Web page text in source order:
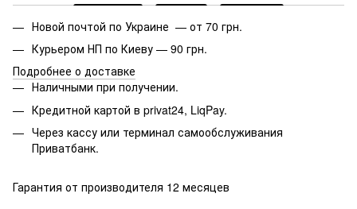
Новой почтой по Украине — от 70 грн.
Курьером НП по Киеву — 90 грн.
Подробнее о доставке
Наличными при получении.
Кредитной картой в privat24, LiqPay.
Через кассу или терминал самообслуживания
Приватбанк.
Гарантия от производителя 12 месяцев